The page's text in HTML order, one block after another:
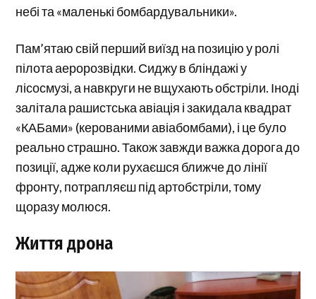
небі та «маленькі бомбардувальники».
Пам’ятаю свій перший виїзд на позицію у ролі
пілота аеророзвідки. Сиджу в бліндажі у
лісосмузі, а навкруги не вщухають обстріли. Іноді
залітала рашистська авіація і закидала квадрат
«КАБами» (керованими авіабомбами), і це було
реально страшно. Також завжди важка дорога до
позиції, адже коли рухаєшся ближче до лінії
фронту, потрапляєш під артобстріли, тому
щоразу молюся.
Життя дрона